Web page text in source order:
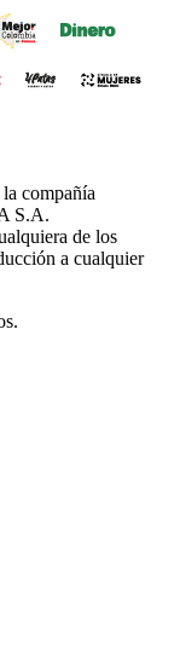
compañía
S.A.
de los
a cualquier